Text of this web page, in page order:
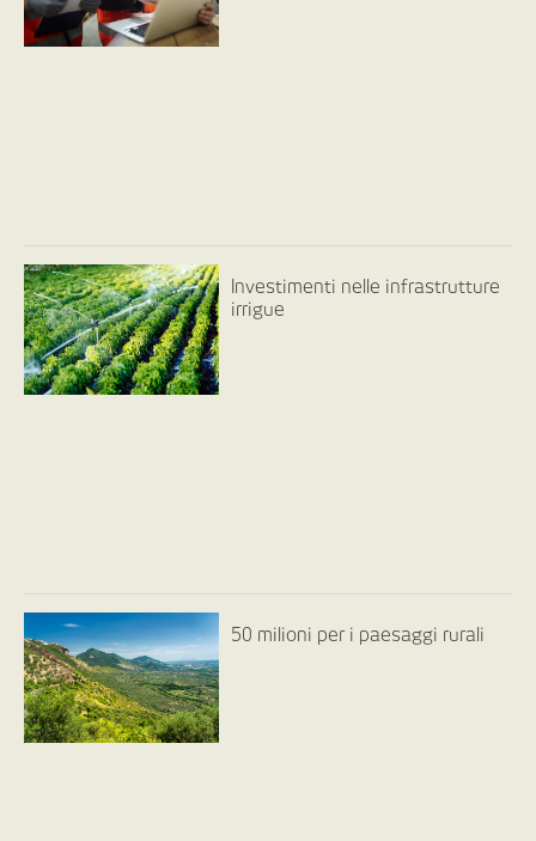
Investimenti nelle infrastrutture
irrigue
50 milioni per i paesaggi rurali